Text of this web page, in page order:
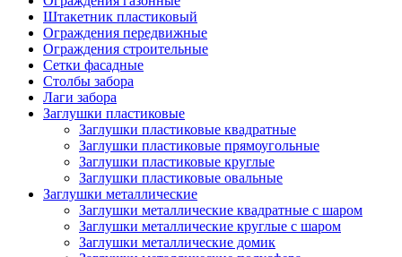
Штакетник пластиковый
Ограждения передвижные
Ограждения строительные
Сетки фасадные
Столбы забора
Лаги забора
Заглушки пластиковые
Заглушки пластиковые квадратные
Заглушки пластиковые прямоугольные
Заглушки пластиковые круглые
Заглушки пластиковые овальные
Заглушки металлические
Заглушки металлические квадратные с шаром
Заглушки металлические круглые с шаром
Заглушки металлические домик